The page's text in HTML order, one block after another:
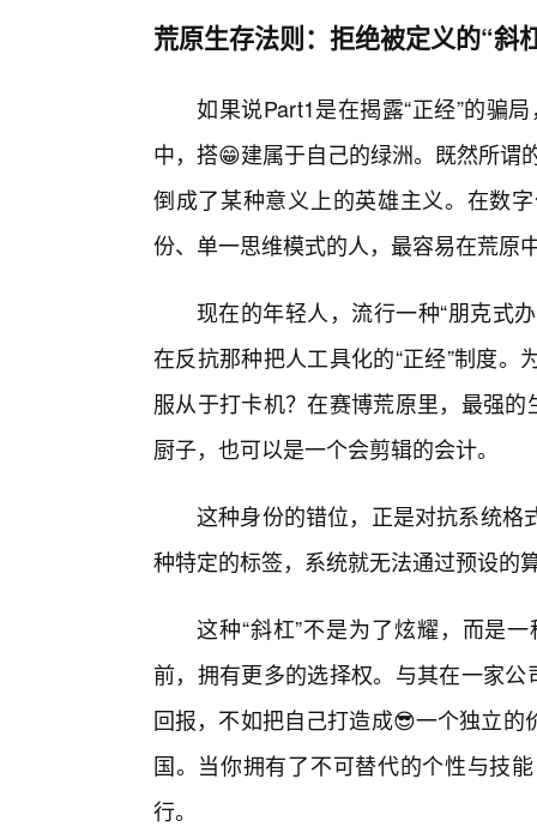
荒原生存法则：拒绝被定义的“斜
如果说Part1是在揭露“正经”的骗
中，搭😁建属于自己的绿洲。既然所谓
倒成了某种意义上的英雄主义。在数
份、单一思维模式的人，最容易在荒原
现在的年轻人，流行一种“朋克式
在反抗那种把人工具化的“正经”制度
服从于打卡机？在赛博荒原里，最强
厨子，也可以是一个会剪辑的会计。
这种身份的错位，正是对抗系统格
种特定的标签，系统就无法通过预设的
这种“斜杠”不是为了炫耀，而是
前，拥有更多的选择权。与其在一家
回报，不如把自己打造成😎一个独立
国。当你拥有了不可替代的个性与技
行。